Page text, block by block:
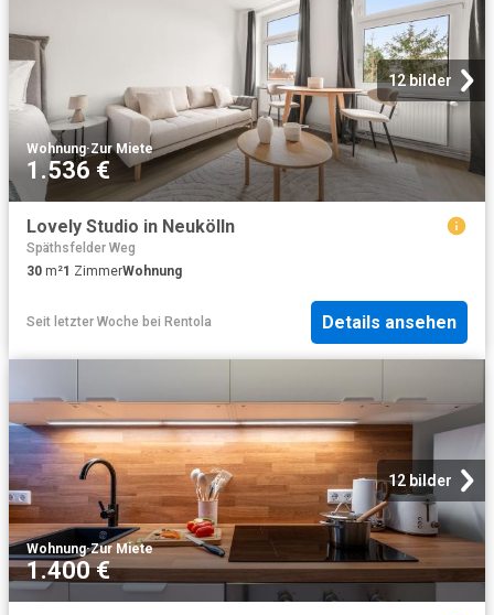
12 bilder
Wohnung·Zur Miete
1.536 €
Lovely Studio in Neukölln
Späthsfelder Weg
30 m²1 ZimmerWohnung
Seit letzter Woche bei Rentola Details ansehen
12 bilder
Wohnung·Zur Miete
1.400 €